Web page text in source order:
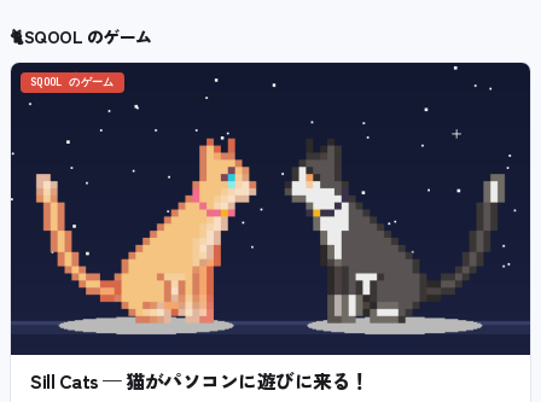
🐈SQOOL のゲーム
SQOOL のゲーム
Sill Cats — 猫がパソコンに遊びに来る！